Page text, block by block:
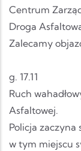
Centrum
Droga
Zalecamy
g. 17.11
Ruch
Asfaltowej.
Policja zaczyna
w tym miejscu